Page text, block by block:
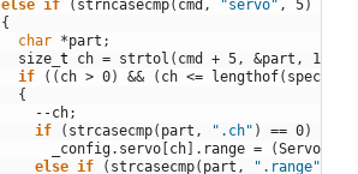
else if ( strncasecmp( cmd , "servo" , 5)
{
char *part ;
size t ch = strtol ( cmd + 5, &part , 10
if
( ( ch > 0) && ( ch <= lengthof( specs
{
--ch;
if
( strcasecmp( part , ".ch" ) == 0)
_config. servo ch . range = (Servo24
else if ( strcasecmp( part , ".range"